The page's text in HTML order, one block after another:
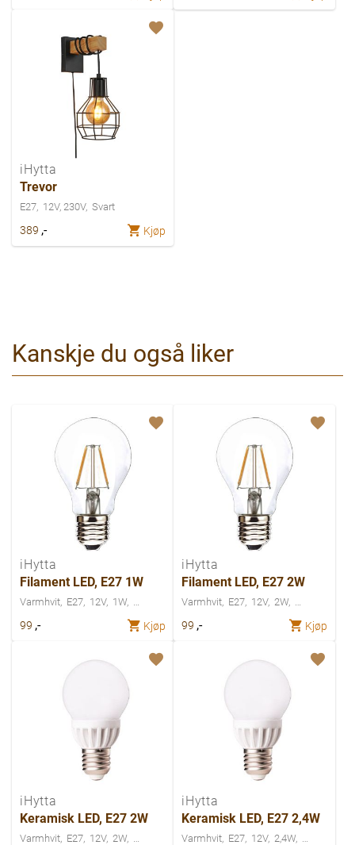
iHytta
Trevor
E27 12V, 230V Svart
389 ,- Kjøp
Kanskje du også liker
iHytta
Filament LED, E27 1W
Varmhvit E27 12V 1W
99 ,- Kjøp
iHytta
Filament LED, E27 2W
Varmhvit E27 12V 2W
99 ,- Kjøp
iHytta
Keramisk LED, E27 2W
Varmhvit E27 12V 2W
iHytta
Keramisk LED, E27 2,4W
Varmhvit E27 12V 2,4W